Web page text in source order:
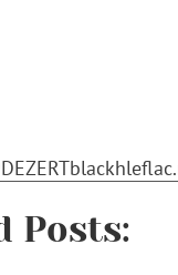
Posts: